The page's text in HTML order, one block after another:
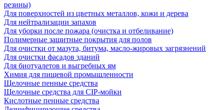
резины)
Для поверхностей из цветных металлов, кожи и дерева
Для нейтрализации запахов
Для уборки после пожара (очистка и отбеливание)
Полимерные защитные покрытия для полов
Для очистки от мазута, битума, масло-жировых загрязнений
Для очистки фасадов зданий
Для биотуалетов и выгребных ям
Химия для пищевой промышленности
Щелочные пенные средства
Щелочные средства для CIP-мойки
Кислотные пенные средства